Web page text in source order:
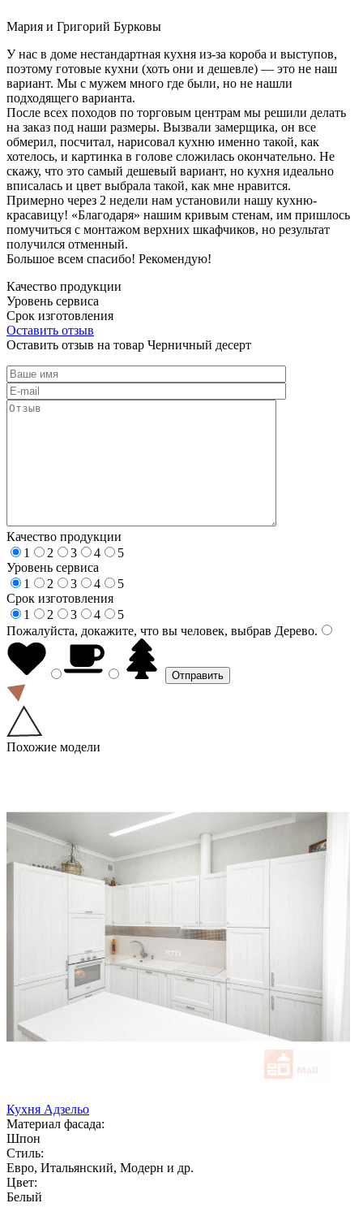
Мария и Григорий Бурковы
У нас в доме нестандартная кухня из-за короба и выступов,
поэтому готовые кухни (хоть они и дешевле) — это не наш
вариант. Мы с мужем много где были, но не нашли
подходящего варианта.
После всех походов по торговым центрам мы решили делать
на заказ под наши размеры. Вызвали замерщика, он все
обмерил, посчитал, нарисовал кухню именно такой, как
хотелось, и картинка в голове сложилась окончательно. Не
скажу, что это самый дешевый вариант, но кухня идеально
вписалась и цвет выбрала такой, как мне нравится.
Примерно через 2 недели нам установили нашу кухню-
красавицу! «Благодаря» нашим кривым стенам, им пришлось
помучиться с монтажом верхних шкафчиков, но результат
получился отменный.
Большое всем спасибо! Рекомендую!
Качество продукции
Уровень сервиса
Срок изготовления
Оставить отзыв
Оставить отзыв на товар Черничный десерт
Качество продукции
1
2 3 4
5
Уровень сервиса
1
2 3 4
5
Срок изготовления
1
2 3 4
5
Пожалуйста, докажите, что вы человек, выбрав Дерево.
Похожие модели
Кухня Адзельо
Материал фасада:
Шпон
Стиль:
Евро, Итальянский, Модерн и др.
Цвет:
Белый